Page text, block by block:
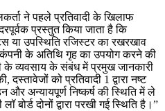
ने पहले प्रतिवादी के खिलाफ
प्रस्तुत किया जाता है कि
या उपस्थिति रजिस्टर का रखरखाव
कंपनी के अतिथि गृह का उपयोग करने की
के व्यवसाय के संबंध में प्रमुख जानकारी
दस्तावेजों को प्रतिवादी 1 द्वारा नष्ट
और अन्यायपूर्ण निष्कर्ष की स्थिति में ले
दोनों द्वारा परखी गई स्थिति है।”